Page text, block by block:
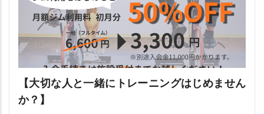
【大切な人と一緒にトレーニングはじめません
か？】